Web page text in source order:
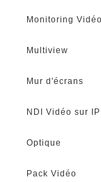
Monitoring Vidéo
Multiview
Mur d'écrans
NDI Vidéo sur IP
Optique
Pack Vidéo